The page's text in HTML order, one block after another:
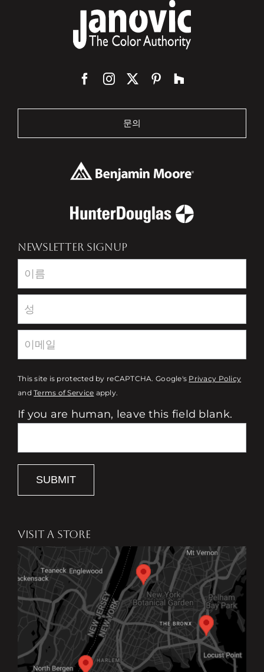
문의
NEWSLETTER SIGNUP
Newsletter
This site is protected by reCAPTCHA. Google's Privacy Policy
andTerms of Service apply.
If you are human, leave this field blank.
SUBMIT
VISIT A STORE